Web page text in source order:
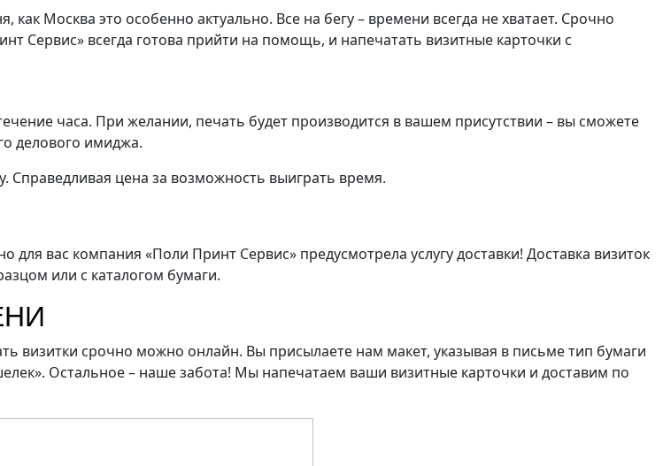
Конгрев Ламинация
и Разработка логотипа Редактирование
текстов
печать
Москва это особенно актуально. Все на бегу – времени всегда не хватает. Срочно
Сервис» всегда готова прийти на помощь, и напечатать визитные карточки с
часа. При желании, печать будет производится в вашем присутствии – вы сможете
делового имиджа.
Справедливая цена за возможность выиграть время.
вас компания «Поли Принт Сервис» предусмотрела услугу доставки! Доставка визиток
или с каталогом бумаги.
визитки срочно можно онлайн. Вы присылаете нам макет, указывая в письме тип бумаги
Остальное – наше забота! Мы напечатаем ваши визитные карточки и доставим по